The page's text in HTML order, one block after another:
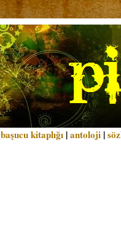
başucu kitaplığı |antoloji |